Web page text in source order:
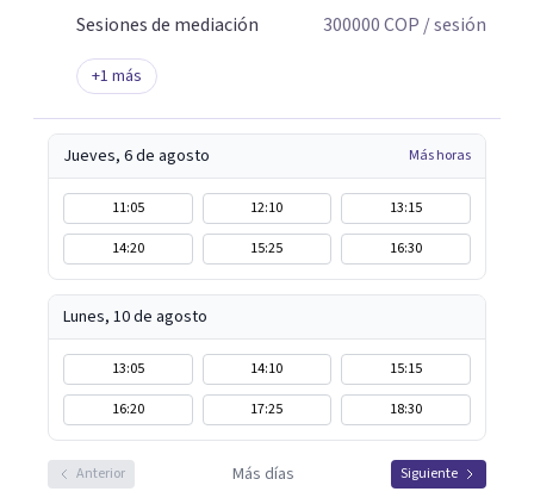
Sesiones de mediación
300000COP / sesión
+1 más
Jueves, 6 de agosto Más horas
11:05 12:10
13:15
14:20
15:25 16:30
Lunes, 10 de agosto
13:05 14:10
15:15
16:20
17:25 18:30
Anterior Más días Siguiente